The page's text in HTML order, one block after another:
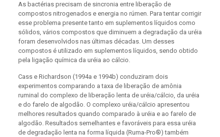
As bactérias precisam de sincronia entre liberação de
compostos nitrogenados e energia no rúmen. Para tentar corrigir
esse problema presente tanto em suplementos líquidos como
sólidos, vários compostos que diminuem a degradação da uréia
foram desenvolvidos nas últimas décadas. Um desses
compostos é utilizado em suplementos líquidos, sendo obtido
pela ligação química da uréia ao cálcio.
Cass e Richardson (1994a e 1994b) conduziram dois
experimentos comparando a taxa de liberação de amônia
ruminal do complexo de liberação lenta de uréia/cálcio, da uréia
e do farelo de algodão. O complexo uréia/cálcio apresentou
melhores resultados quando comparado à uréia e ao farelo de
algodão. Resultados semelhantes e favoráveis para essa uréia
de degradação lenta na forma líquida (Ruma-Pro®) também